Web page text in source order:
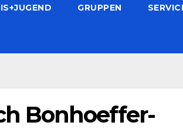
GRUPPEN
Bonhoeffer-